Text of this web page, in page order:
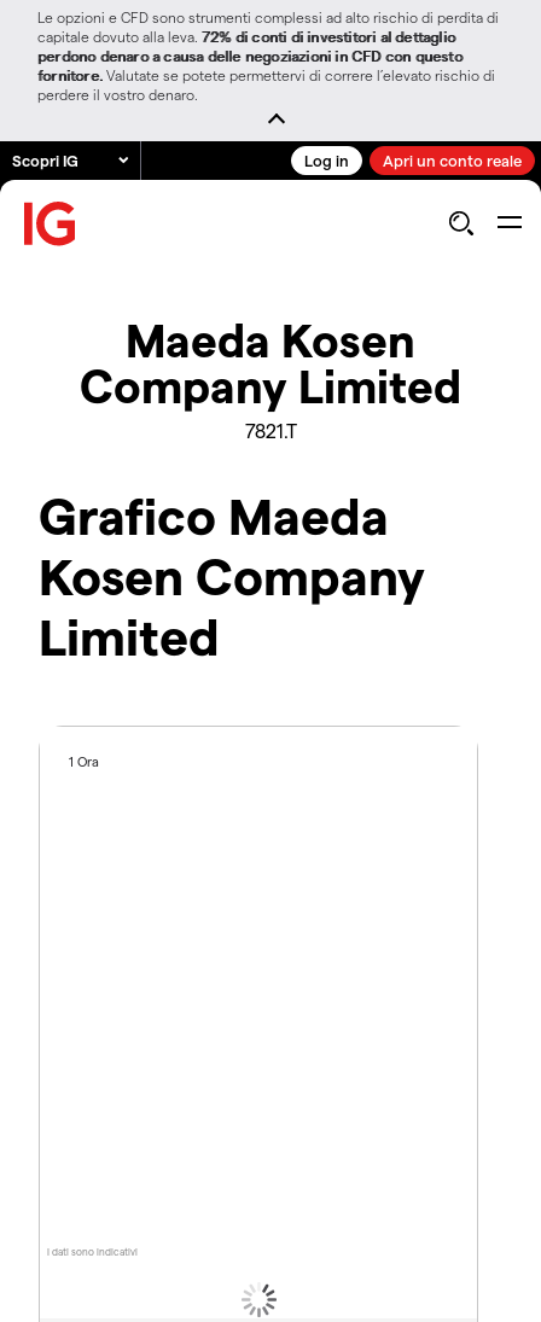
Le opzioni e CFD sono strumenti complessi ad alto rischio di perdita di
capitale dovuto alla leva. 72% di conti di investitori al dettaglio
perdono denaro a causa delle negoziazioni in CFD con questo
fornitore. Valutate se potete permettervi di correre l’elevato rischio di
perdere il vostro denaro.
Scopri IG Log in Apri un conto reale
Maeda Kosen
Company Limited
7821.T
Grafico Maeda
Kosen Company
Limited
I dati sono indicativi
1 Ora